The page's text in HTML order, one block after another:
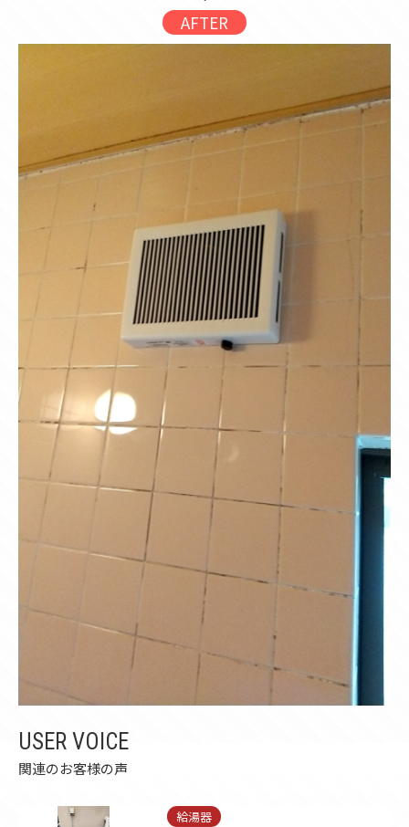
AFTER
USER VOICE
関連のお客様の声
給湯器